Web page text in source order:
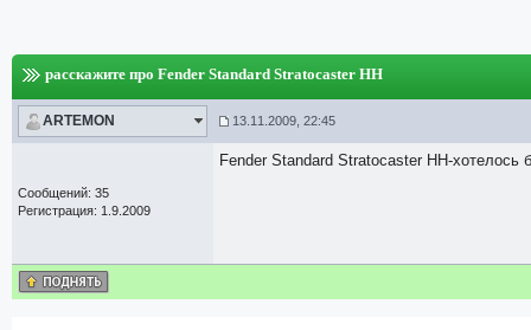
расскажите про Fender Standard Stratocaster HH
ARTEMON 13.11.2009, 22:45
Сообщений: 35
Регистрация: 1.9.2009
Fender Standard Stratocaster HH-